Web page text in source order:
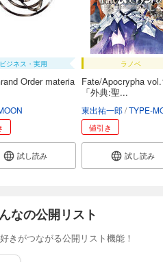
ビジネス・実用
Order materia
試し読み
ラノベ
Fate/Apocrypha
「外典:聖...
東出祐一郎 TYPE-
値引き
試し読み
なの公開リスト
きがつながる公開リスト機能！